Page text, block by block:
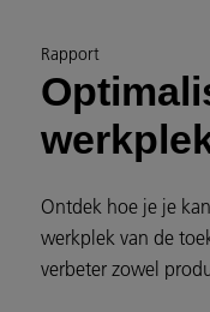
Rapport
Ontdek hoe je je
werkplek van de
verbeter zowel